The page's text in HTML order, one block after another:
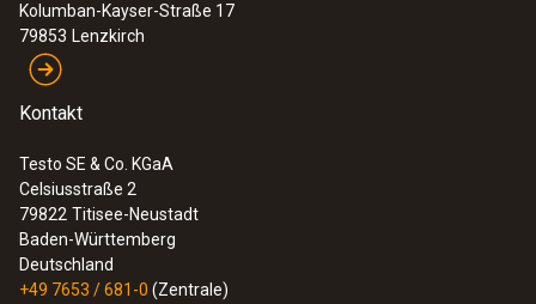
Kolumban-Kayser-Straße 17
79853 Lenzkirch
Kontakt
Testo SE & Co. KGaA
Celsiusstraße 2
79822 Titisee-Neustadt
Baden-Württemberg
Deutschland
+49 7653 / 681-0 (Zentrale)